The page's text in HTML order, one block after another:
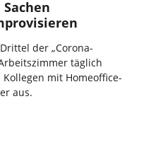
der „Corona-
täglich
mit Homeoffice-
aus.